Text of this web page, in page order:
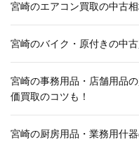
宮崎のエアコン買取の中古
宮崎のバイク・原付きの中
宮崎の事務用品・店舗用品
価買取のコツも！
宮崎の厨房用品・業務用什